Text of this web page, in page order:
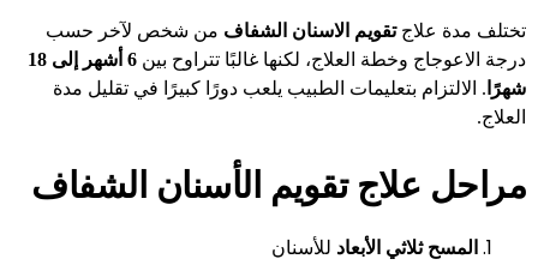
تختلف مدة علاجتقويم الاسنان الشفاف من شخص لآخر حسب
درجة الاعوجاج وخطة العلاج، لكنها غالبًا تتراوح بين
6 أشهر إلى 18
شهرًا . الالتزام بتعليمات الطبيب يلعب دورًا كبيرًا في تقليل مدة
العلاج.
مراحل علاج تقويم الأسنان الشفاف
المسح ثلاثي الأبعاد للأسنان